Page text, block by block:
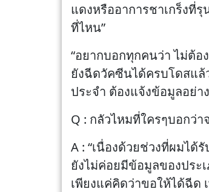
แดงหรืออาการชาเกร็งที่
ที่ไหน”
“อยากบอกทุกคนว่า ไม่ต้
ยังฉีดวัคซีนได้ครบโดสแล้
ประจำ ต้องแจ้งข้อมูลอย่า
Q : กลัวไหมที่ใครๆบอกว่
A : “เนื่องด้วยช่วงที่ผมไ
ยังไม่ค่อยมีข้อมูลของประ
เพียงแค่คิดว่าขอให้ได้ฉีด